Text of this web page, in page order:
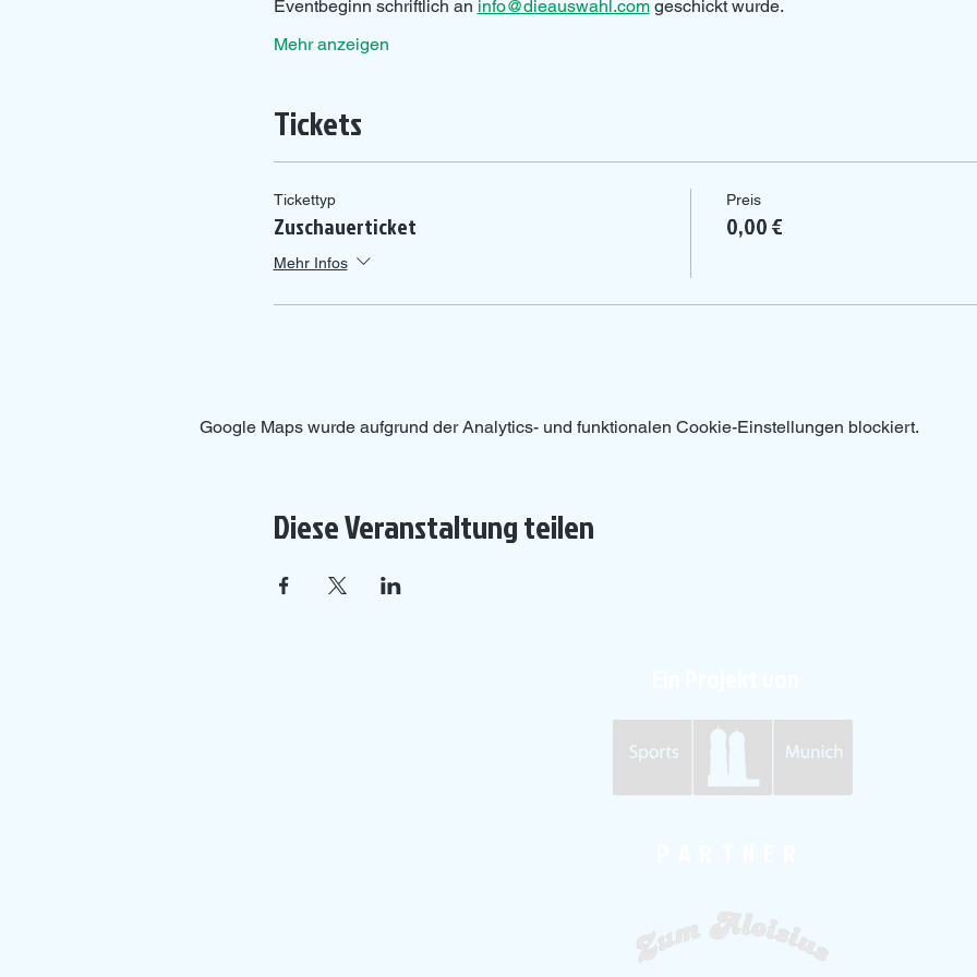
Eventbeginn schriftlich an info@dieauswahl.com geschickt wurde.
Mehr anzeigen
Tickets
Tickettyp
Zuschauerticket
Mehr Infos
Preis
0,00 €
Google Maps wurde aufgrund der Analytics- und funktionalen Cookie-Einstellungen blockiert.
Diese Veranstaltung teilen